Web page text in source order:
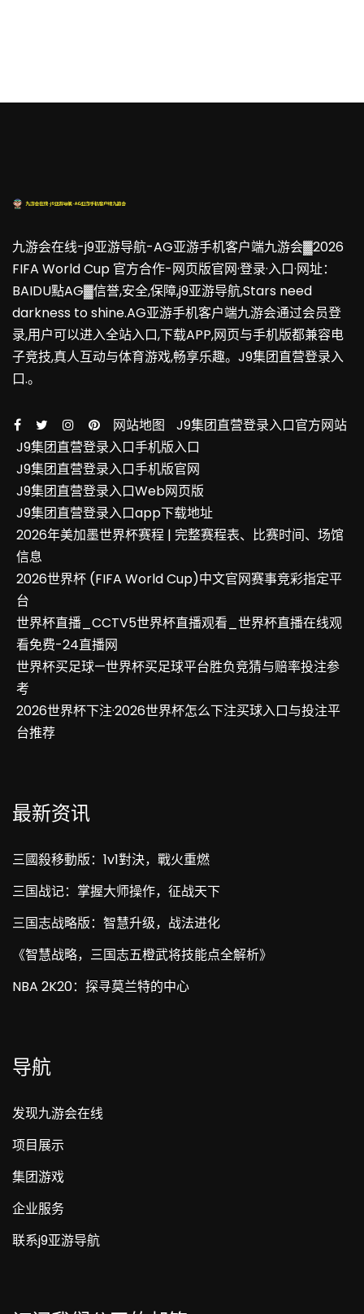
九游会在线-j9亚游导航-AG亚游手机客户端九游会▓2026
FIFA World Cup 官方合作-网页版官网·登录·入口·网址：
BAIDU點AG▓信誉,安全,保障,j9亚游导航,Stars need
darkness to shine.AG亚游手机客户端九游会通过会员登
录,用户可以进入全站入口,下载APP,网页与手机版都兼容电
子竞技,真人互动与体育游戏,畅享乐趣。J9集团直营登录入
口.。
网站地图
J9集团直营登录入口官方网站
J9集团直营登录入口手机版入口
J9集团直营登录入口手机版官网
J9集团直营登录入口Web网页版
J9集团直营登录入口app下载地址
2026年美加墨世界杯赛程 | 完整赛程表、比赛时间、场馆
信息
2026世界杯 (FIFA World Cup)中文官网赛事竞彩指定平
台
世界杯直播_CCTV5世界杯直播观看_世界杯直播在线观
看免费-24直播网
世界杯买足球—世界杯买足球平台胜负竞猜与赔率投注参
考
2026世界杯下注·2026世界杯怎么下注买球入口与投注平
台推荐
最新资讯
三國殺移動版：1v1對決，戰火重燃
三国战记：掌握大师操作，征战天下
三国志战略版：智慧升级，战法进化
《智慧战略，三国志五橙武将技能点全解析》
NBA 2K20：探寻莫兰特的中心
导航
发现九游会在线
项目展示
集团游戏
企业服务
联系j9亚游导航